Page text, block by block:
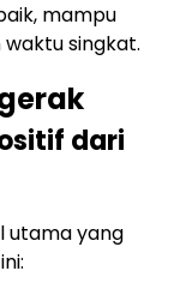
mampu
singkat.
dari
utama yang